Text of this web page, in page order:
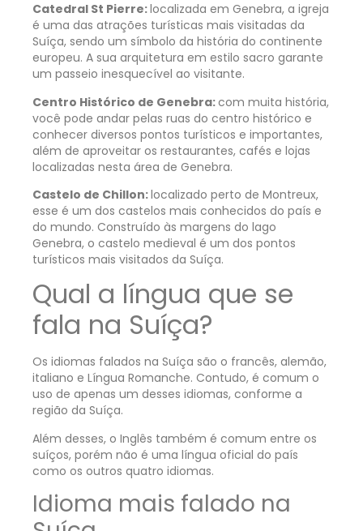
Catedral St Pierre:localizada em Genebra, a igreja
é uma das atrações turísticas mais visitadas da
Suíça, sendo um símbolo da história do continente
europeu. A sua arquitetura em estilo sacro garante
um passeio inesquecível ao visitante.
Centro Histórico de Genebra:com muita história,
você pode andar pelas ruas do centro histórico e
conhecer diversos pontos turísticos e importantes,
além de aproveitar os restaurantes, cafés e lojas
localizadas nesta área de Genebra.
Castelo de Chillon:localizado perto de Montreux,
esse é um dos castelos mais conhecidos do país e
do mundo. Construído às margens do lago
Genebra, o castelo medieval é um dos pontos
turísticos mais visitados da Suíça.
Qual a língua que se
fala na Suíça?
Os idiomas falados na Suíça são o francês, alemão,
italiano e Língua Romanche. Contudo, é comum o
uso de apenas um desses idiomas, conforme a
região da Suíça.
Além desses, o Inglês também é comum entre os
suíços, porém não é uma língua oficial do país
como os outros quatro idiomas.
Idioma mais falado na